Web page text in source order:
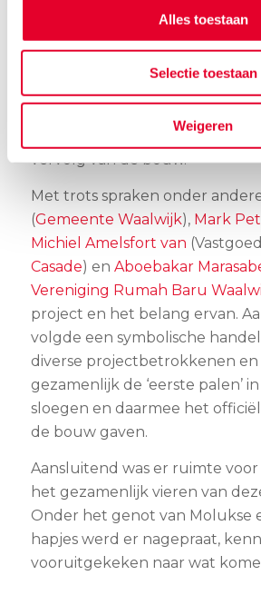
Alles toestaan
Selectie toestaan
Weigeren
karakter van het plan en
warme, verbindende sfeer.
bewoners waren aanwezig,
verwachting wordt uitgekeken
vervolg van de bouw.
Met trots spraken onder
(Gemeente Waalwijk), Mark
Michiel Amelsfort van
Casade) en Aboebakar
Vereniging Rumah Baru
project en het belang ervan.
volgde een symbolische
diverse projectbetrokkenen en
gezamenlijk de ‘eerste palen’
sloegen en daarmee het
de bouw gaven.
Aansluitend was er ruimte
het gezamenlijk vieren van
Onder het genot van Molukse
hapjes werd er nagepraat,
vooruitgekeken naar wat